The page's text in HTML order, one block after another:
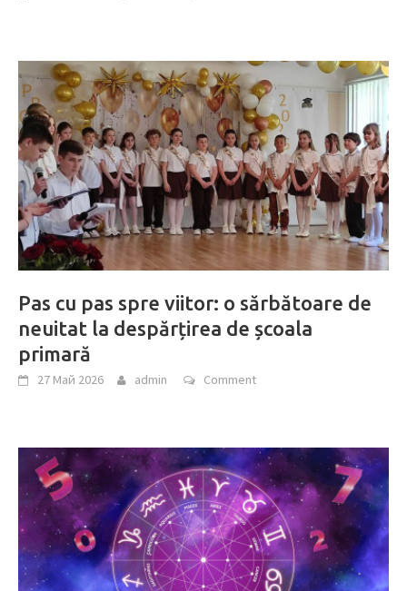
Pas cu pas spre viitor: o sărbătoare de
neuitat la despărțirea de școala
primară
27 Май 2026 admin Comment